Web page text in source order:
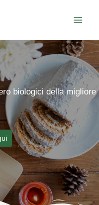
biologici della migliore